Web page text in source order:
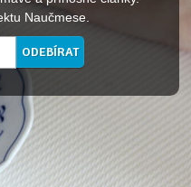
Naučmese.